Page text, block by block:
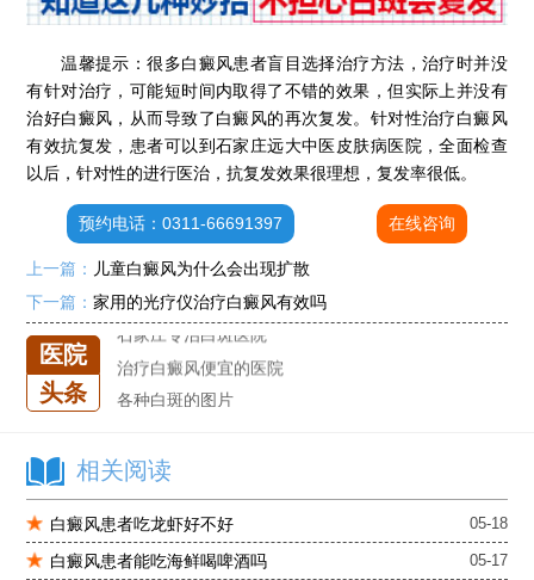
温馨提示：很多白癜风患者盲目选择治疗方法，治疗时并没
有针对治疗，可能短时间内取得了不错的效果，但实际上并没有
治好白癜风，从而导致了白癜风的再次复发。针对性治疗白癜风
有效抗复发，患者可以到石家庄远大中医皮肤病医院，全面检查
以后，针对性的进行医治，抗复发效果很理想，复发率很低。
预约电话：0311-66691397 在线咨询
上一篇： 儿童白癜风为什么会出现扩散
下一篇：家用的光疗仪治疗白癜风有效吗
医院
头条
石家庄专治白斑医院
各种白斑的图片
白癜风单药遇瓶颈怎么办 -芦可替尼联合光疗，让难治部位"跟上来"
进口芦可替尼临床公益招募50名——石家庄远大第5届青少年白癜风复色夏令营启动
肚子上有几块白色斑块怎么治
白癜风发病多久进入扩散期
小孩有白斑是怎么回事
石家庄治白癜风的正规医院
石家庄远大中医皮肤医院怎么样
石家庄专治白斑医院
治疗白癜风便宜的医院
各种白斑的图片
相关阅读
白癜风患者吃龙虾好不好 05-18
白癜风患者能吃海鲜喝啤酒吗 05-17